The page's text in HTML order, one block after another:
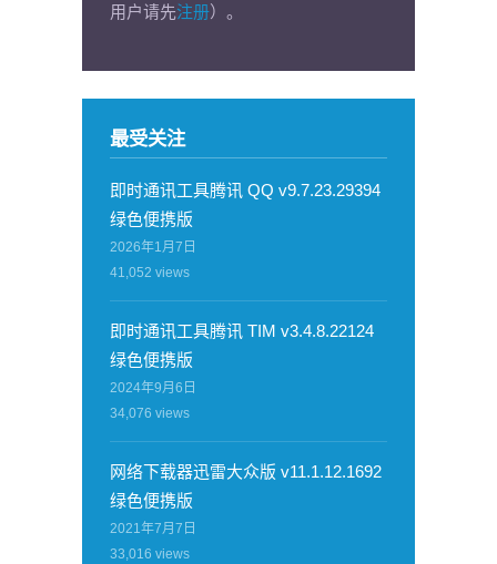
用户请先注册）。
最受关注
即时通讯工具腾讯 QQ v9.7.23.29394
绿色便携版
2026年1月7日
41,052 views
即时通讯工具腾讯 TIM v3.4.8.22124
绿色便携版
2024年9月6日
34,076 views
网络下载器迅雷大众版 v11.1.12.1692
绿色便携版
2021年7月7日
33,016 views